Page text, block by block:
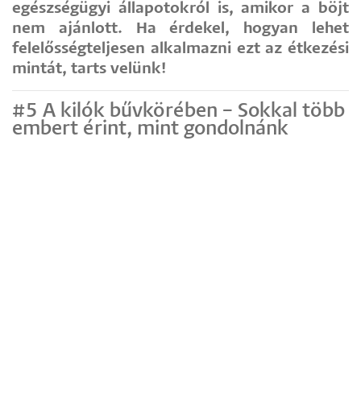
egészségügyi állapotokról is, amikor a böjt
nem ajánlott. Ha érdekel, hogyan lehet
felelősségteljesen alkalmazni ezt az étkezési
mintát, tarts velünk!
#5 A kilók bűvkörében – Sokkal több
embert érint, mint gondolnánk